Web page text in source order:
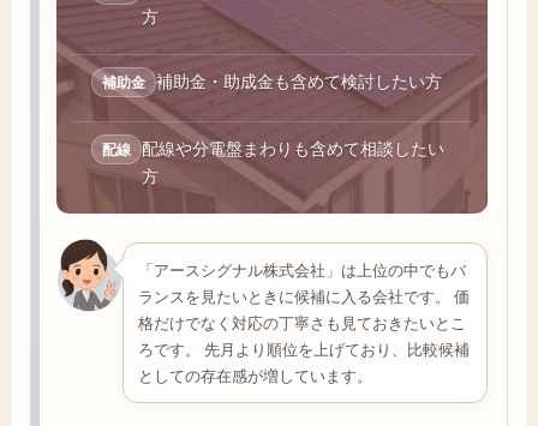
方
補助金 補助金・助成金も含めて検討したい方
配線 配線や分電盤まわりも含めて相談したい
方
「アースシグナル株式会社」は上位の中でもバ
ランスを見たいときに候補に入る会社です。 価
格だけでなく対応の丁寧さも見ておきたいとこ
ろです。 先月より順位を上げており、比較候補
としての存在感が増しています。